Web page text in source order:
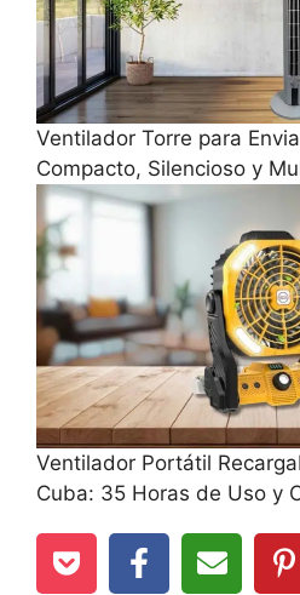
Ventilador Torre para
Compacto, Silencioso y
Ventilador Portátil
Cuba: 35 Horas de Uso y